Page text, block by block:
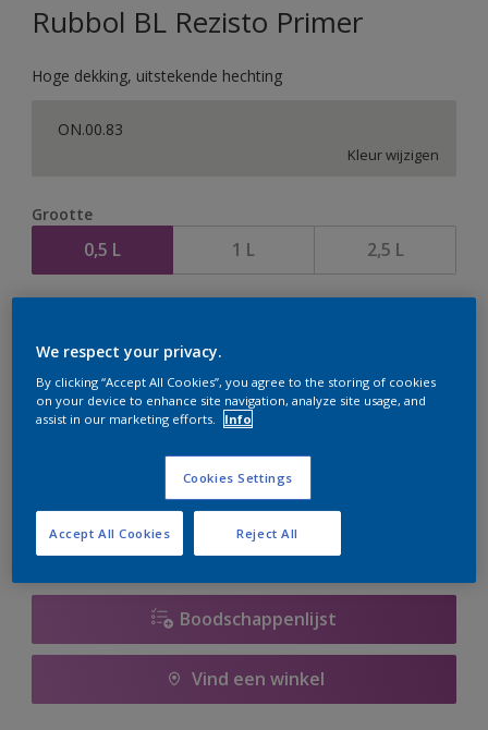
Rubbol BL Rezisto Primer
Hoge dekking, uitstekende hechting
ON.00.83
Kleur wijzigen
Grootte
0,5 L 1 L 2,5 L
Op dit moment is het niet mogelijk dit product online
te bestellen. Houd de website in de gaten, we werken
er hard aan om de voorraad aan te vullen.
Boodschappenlijst
Vind een winkel
We respect your privacy.
By clicking “Accept All Cookies”, you agree to the storing of cookies
on your device to enhance site navigation, analyze site usage, and
assist in our marketing efforts.
Info
Cookies Settings
Reject All
Accept All Cookies